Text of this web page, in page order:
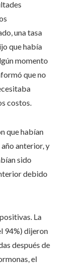
una tasa
que había
momento
que no
costos.
que habían
anterior, y
sido
debido
La
94%) dijeron
después de
el